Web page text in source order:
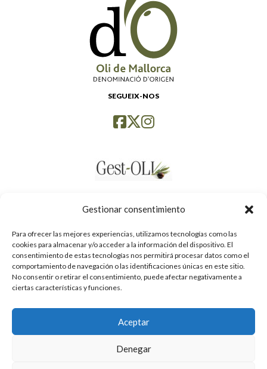
Gestionar consentimiento
Para ofrecer las mejores experiencias, utilizamos tecnologías como las
cookies para almacenar y/o acceder a la información del dispositivo. El
consentimiento de estas tecnologías nos permitirá procesar datos como el
comportamiento de navegación o las identificaciones únicas en este sitio.
No consentir o retirar el consentimiento, puede afectar negativamente a
ciertas características y funciones.
Aceptar
Denegar
SEGUEIX-NOS
Avís legal